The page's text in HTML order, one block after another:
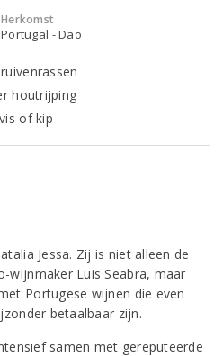
Herkomst
Portugal - Dão
houtrijping
of kip
Jessa. Zij is niet alleen de
wijnmaker Luis Seabra, maar
Portugese wijnen die even
betaalbaar zijn.
samen met gereputeerde